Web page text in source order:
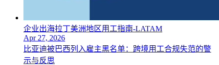
企业出海拉丁美洲地区用工指南-LATAM
Apr 27, 2026
比亚迪被巴西列入雇主黑名单：跨境用工合规失范的警
示与反思